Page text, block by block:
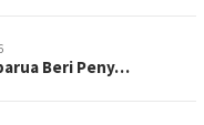
Beri Peny…